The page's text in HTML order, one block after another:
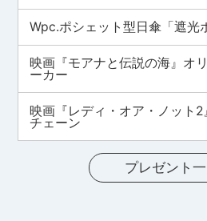
Wpc.ポシェット型日傘「遮光
映画『モアナと伝説の海』オ
ーカー
映画『レディ・オア・ノット
チェーン
プレゼント